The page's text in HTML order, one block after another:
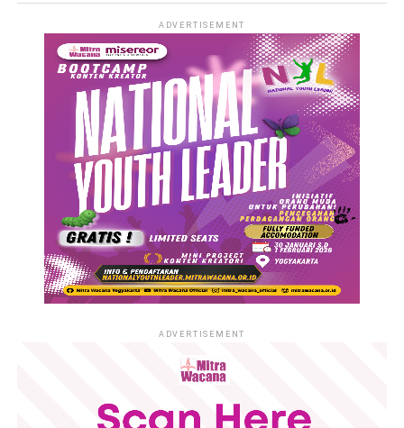
1/3/HM.01/III/2020 dan Surat Edaran Gubernur D.I.Yogyakarta
Nomor : IISE III/2020 Tentang Pelaksanaan Status Tanggap
Darurat Bencana, demi keamanan dan kesehatan serta
keselamatan kita semua maka Mitra Wacana
mengembangkan protokol keselamatan yaitu :
1. Kegiatan staff kantor yang awalanya Work Form Home
(WFH) pada 18 Maret sampai 30 Maret 2020 diperpanjang
dengan kerja shifting mulai 2 April 2020 sampai 16 April 2020,
dan akan dievaluasi lebih lanjut sesuai dengan kebutuhan.
2. Seluruh kegiatan lapangan baik program PTPPO di
Kulonprogo dan PEKERTi di Kota Yogyakarta ditunda atau
Demikian pemberitahuan ini kami sampaikan agar menjadi
ADVERTISEMENT
ADVERTISEMENT